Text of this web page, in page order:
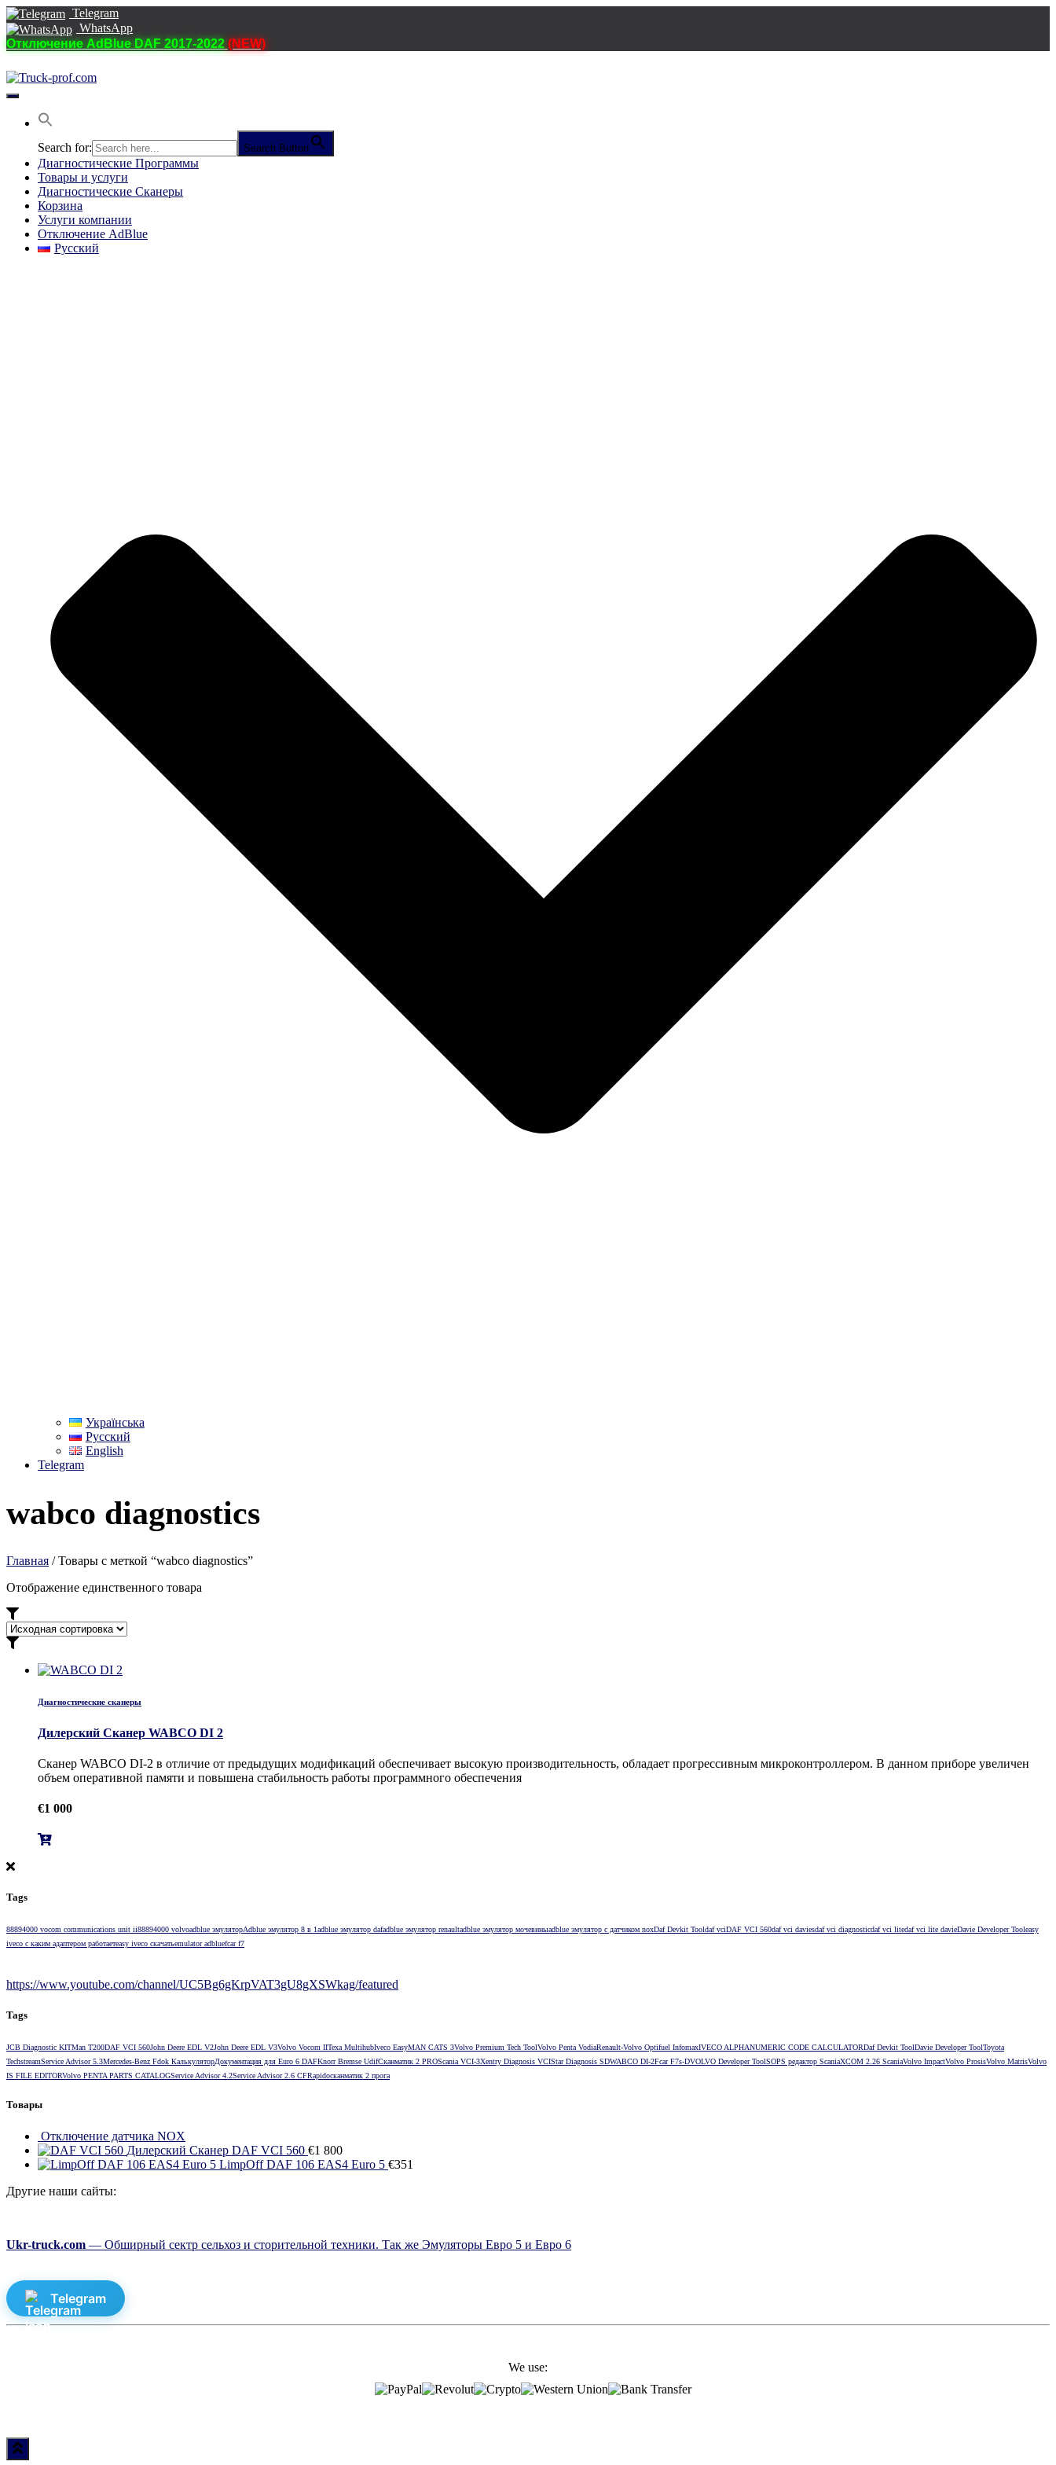
Telegram
WhatsApp
Отключение AdBlue DAF 2017-2022 (NEW)
Переключить
навигацию
Search for: Search Button
Диагностические Программы
Товары и услуги
Диагностические Сканеры
Корзина
Услуги компании
Отключение AdBlue
Русский
Українська
Русский
English
Telegram
wabco diagnostics
Главная / Товары с меткой “wabco diagnostics”
Отображение единственного товара
Диагностические сканеры
Дилерский Сканер WABCO DI 2
Сканер WABCO DI-2 в отличие от предыдущих модификаций обеспечивает высокую производительность, обладает прогрессивным микроконтроллером. В данном приборе увеличен
объем оперативной памяти и повышена стабильность работы программного обеспечения
€1 000
Tags
88894000 vocom communications unit ii88894000 volvoadblue эмуляторAdblue эмулятор 8 в 1adblue эмулятор dafadblue эмулятор renaultadblue эмулятор мочевиныadblue эмулятор с датчиком noxDaf Devkit Tooldaf vciDAF VCI 560daf vci daviesdaf vci diagnosticdaf vci litedaf vci lite davieDavie Developer Tooleasy
iveco с каким адаптером работаетeasy iveco скачатьemulator adbluefcar f7
https://www.youtube.com/channel/UC5Bg6gKrpVAT3gU8gXSWkag/featured
Tags
JCB Diagnostic KITMan T200DAF VCI 560John Deere EDL V2John Deere EDL V3Volvo Vocom IITexa MultihubIveco EasyMAN CATS 3Volvo Premium Tech ToolVolvo Penta VodiaRenault-Volvo Optifuel InfomaxIVECO ALPHANUMERIC CODE CALCULATORDaf Devkit ToolDavie Developer ToolToyota
TechstreamService Advisor 5.3Mercedes-Benz Fdok КалькуляторДокументация для Euro 6 DAFKnorr Bremse UdifСканматик 2 PROScania VCI-3Xentry Diagnosis VCIStar Diagnosis SDWABCO DI-2Fcar F7s-DVOLVO Developer ToolSOPS редактор ScaniaXCOM 2.26 ScaniaVolvo ImpactVolvo ProsisVolvo MatrisVolvo
IS FILE EDITORVolvo PENTA PARTS CATALOGService Advisor 4.2Service Advisor 2.6 CFRapidoсканматик 2 прога
Товары
Отключение датчика NOX
Дилерский Сканер DAF VCI 560 €1 800
LimpOff DAF 106 EAS4 Euro 5 €351
Другие наши сайты:
Ukr-truck.com — Обширный сектр сельхоз и сторительной техники. Так же Эмуляторы Евро 5 и Евро 6
Telegram
We use: